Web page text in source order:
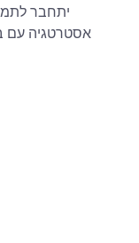
יתחבר
אסטרטגיה עם